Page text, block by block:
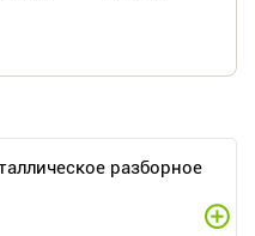
разборное